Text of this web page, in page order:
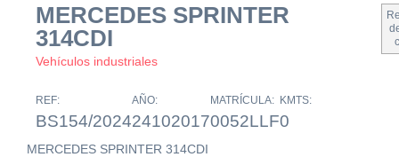
MERCEDES SPRINTER
314CDI
Vehículos industriales
REF:
BS154/2024
AÑO:
24102017
MATRÍCULA:
0052LLF
KMTS:
0
MERCEDES SPRINTER 314CDI